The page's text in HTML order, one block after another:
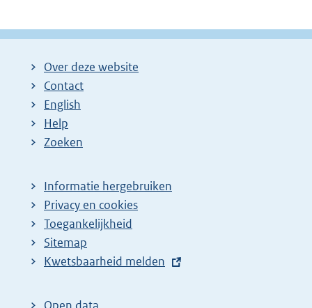
Over deze website
Contact
English
Help
Zoeken
Informatie hergebruiken
Privacy en cookies
Toegankelijkheid
Sitemap
E
t
Kwetsbaarheid melden
Open data